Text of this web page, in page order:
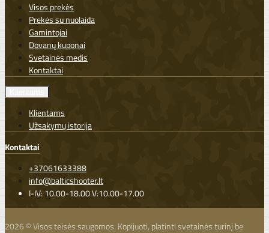
Visos prekės
Prekės su nuolaida
Gamintojai
Dovanų kuponai
Svetainės medis
Kontaktai
Klientams
Užsakymų istorija
Kontaktai
+37061633388
info@balticshooter.lt
I-IV: 10.00-18.00 V:10.00-17.00
2026 © Visos teisės saugomos. Kopijuoti, platinti svetainės turinį be